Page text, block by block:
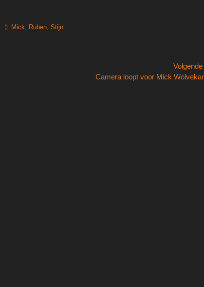
TagsMick, Ruben, Stijn
Camera loopt voor Mick